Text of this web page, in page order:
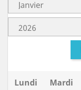
Lundi Mardi